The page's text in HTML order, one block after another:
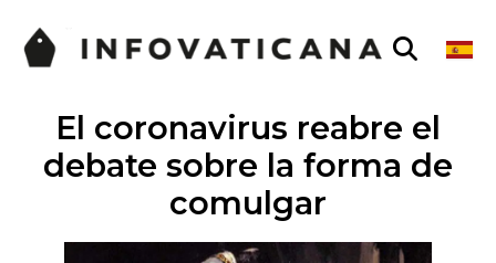
El coronavirus reabre el
debate sobre la forma de
comulgar